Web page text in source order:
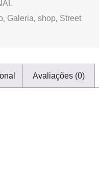
, Galeria, shop, Street
Avaliações (0)